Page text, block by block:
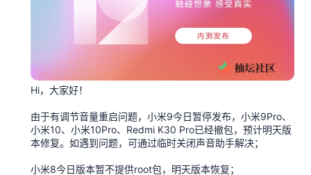
Hi，大家好！
由于有调节音量重启问题，小米9今日暂停发布，小米9Pro、
小米10、小米10Pro、Redmi K30 Pro已经撤包，预计明天版
本修复。如遇到问题，可通过临时关闭声音助手解决；
小米8今日版本暂不提供root包，明天版本恢复；